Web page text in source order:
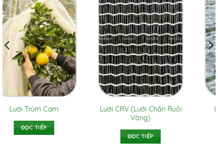
Lưới Trùm Vườn Táo Lưới Trùm Cam